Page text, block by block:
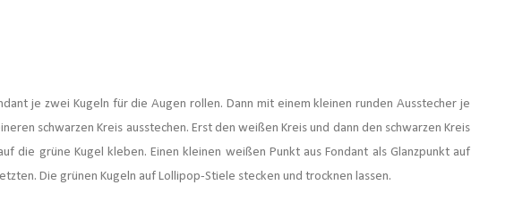
je zwei Kugeln für die Augen rollen. Dann mit einem kleinen runden Ausstecher je
schwarzen Kreis ausstechen. Erst den weißen Kreis und dann den schwarzen Kreis
die grüne Kugel kleben. Einen kleinen weißen Punkt aus Fondant als Glanzpunkt auf
Die grünen Kugeln auf Lollipop-Stiele stecken und trocknen lassen.